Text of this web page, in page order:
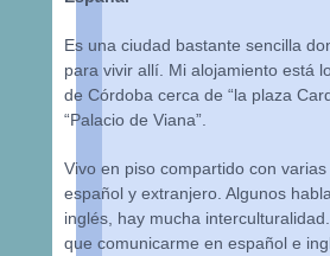
Es una ciudad bastante sencilla
para vivir allí. Mi alojamiento está
de Córdoba cerca de “la plaza
“Palacio de Viana”.
Vivo en piso compartido con
español y extranjero. Algunos
inglés, hay mucha
que comunicarme en español e